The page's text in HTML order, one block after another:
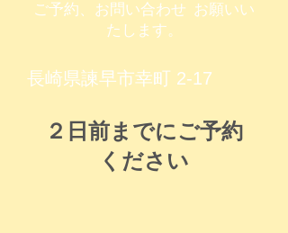
​ご予約、お問い合わせ お願いい
たします。
長崎県諫早市幸町 2-17
​２日前までにご予約
ください